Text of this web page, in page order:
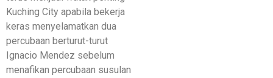
Kuching City apabila bekerja
keras menyelamatkan dua
percubaan berturut-turut
Ignacio Mendez sebelum
menafikan percubaan susulan